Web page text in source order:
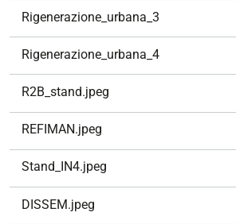
Rigenerazione_urbana_3
Rigenerazione_urbana_4
R2B_stand.jpeg
REFIMAN.jpeg
Stand_IN4.jpeg
DISSEM.jpeg